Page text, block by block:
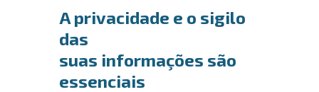
A privacidade e o sigilo
das
suas informações são
essenciais